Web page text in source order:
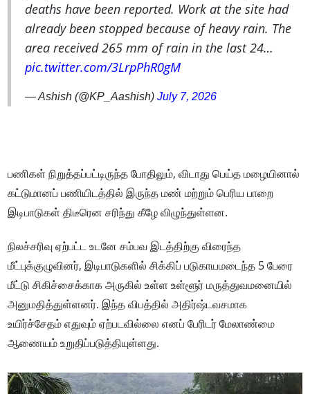
deaths have been reported. Work at the site had
already been stopped because of heavy rain. The
area received 265 mm of rain in the last 24…
pic.twitter.com/3LrpPhR0gM
— Ashish (@KP_Aashish)July 7, 2026
பணிகள் நிறுத்தப்பட்டிருந்த போதிலும், விடாது பெய்த மழையினால்
கட்டுமானப் பணியிடத்தில் இருந்த மண் மற்றும் பெரிய பாறை
இடிபாடுகள் திடீரென சரிந்து கீழே விழுந்துள்ளன.
நிலச்சரிவு ஏற்பட்ட உடனே சம்பவ இடத்திற்கு விரைந்த
மீட்புக்குழுவினர், இடிபாடுகளில் சிக்கிப் படுகாயமடைந்த 5 பேரை
மீட்டு சிகிச்சைக்காக அருகில் உள்ள உள்ளூர் மருத்துவமனையில்
அனுமதித்துள்ளனர். இந்த விபத்தில் அதிர்ஷ்டவசமாக
உயிர்ச்சேதம் எதுவும் ஏற்படவில்லை எனப் பேரிடர் மேலாண்மை
ஆணையம் உறுதிப்படுத்தியுள்ளது.